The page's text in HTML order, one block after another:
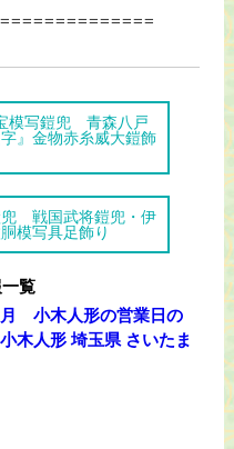
模写鎧兜 青森八戸
』金物赤糸威大鎧飾
戦国武将鎧兜・伊
模写具足飾り
覧
月 小木人形の営業日の
木人形 埼玉県 さいたま